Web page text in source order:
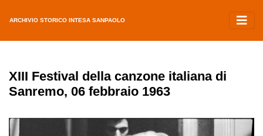
ARCHIVIO STORICO INTESA SANPAOLO
XIII Festival della canzone italiana di
Sanremo, 06 febbraio 1963